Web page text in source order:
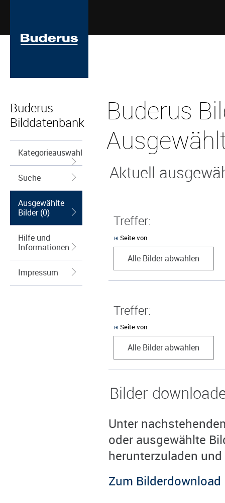
Buderus
Bilddatenbank
Kategorieauswahl
Suche
Ausgewählte
Bilder (0)
Hilfe und
Informationen
Impressum
Buderus
Aktuell
Treffer:
Seite von
Alle Bilder abwählen
Treffer:
Seite von
Alle Bilder abwählen
Bilder
Unter
oder ausgewählte
herunterzuladen
Zum Bilderdownload